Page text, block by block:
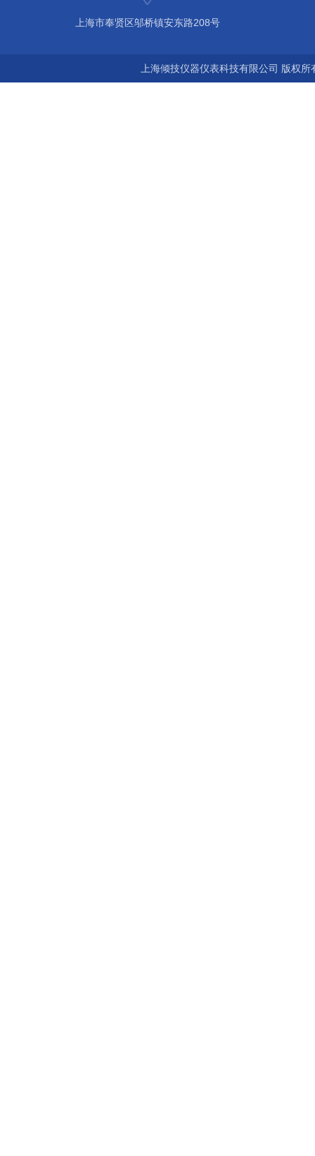
上海市奉贤区邬桥镇安东路208号
上海倾技仪器仪表科技有限公司 版权